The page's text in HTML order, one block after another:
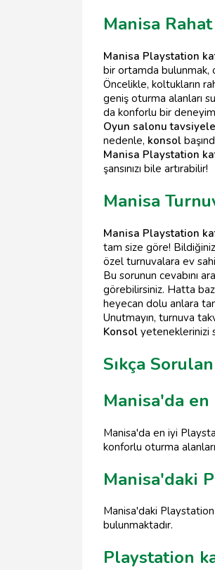
Manisa
Manisa Playstation
bir ortamda bulunmak,
Öncelikle, koltukların
geniş oturma alanları
da konforlu bir
Oyun salonu
nedenle, konsol
Manisa Playstation
şansınızı bile artırabilir!
Manisa
Manisa Playstation
tam size göre!
özel turnuvalara ev
Bu sorunun cevabını
görebilirsiniz. Hatta
heyecan dolu anlara
Unutmayın, turnuva
Konsol yeteneklerinizi
Sıkça
Manisa'da
Manisa'da en iyi
konforlu oturma
Manisa'daki
Manisa'daki
bulunmaktadır.
Playstation